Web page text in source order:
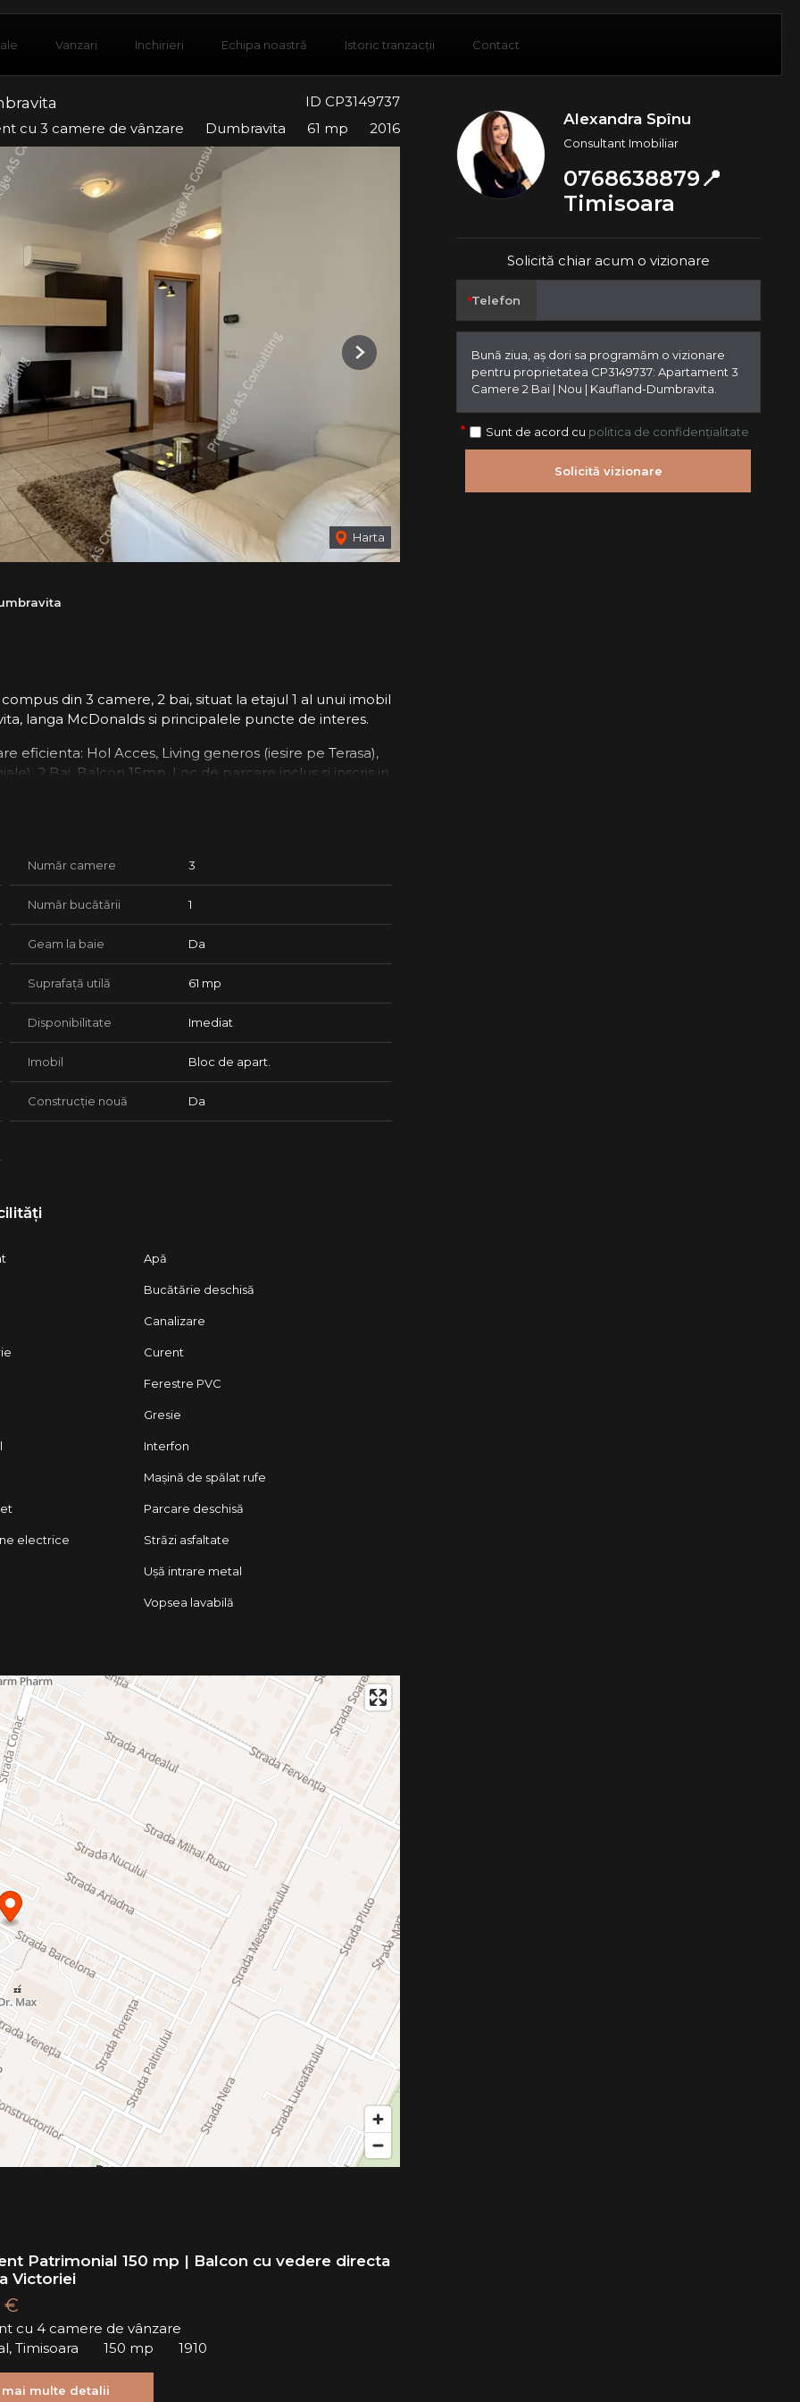
Vanzari Inchirieri Echipa noastră Istoric tranzacții Contact
ID CP3149737
cu 3 camere de vânzare Dumbravita 61 mp 2016
Harta
Next
din 3 camere, 2 bai, situat la etajul 1 al unui imobil
langa McDonalds si principalele puncte de interes.
Hol Acces, Living generos (iesire pe Terasa),
2 Bai, Balcon 15mp, Loc de parcare inclus si inscris in
lucreaza in zona si isi doresc acces rapid catre
Număr camere 3
Număr bucătării 1
Geam la baie Da
Suprafață utilă 61 mp
Disponibilitate Imediat
Imobil Bloc de apart.
Construcție nouă Da
Apă
Bucătărie deschisă
Canalizare
Curent
Ferestre PVC
Gresie
Interfon
Mașină de spălat rufe
Parcare deschisă
electrice Străzi asfaltate
Ușă intrare metal
Vopsea lavabilă
Alexandra Spînu
Consultant Imobiliar
0768638879📍
Timisoara
Solicită chiar acum o vizionare
Telefon
Sunt de acord cu politica de confidențialitate
Solicită vizionare
Patrimonial 150 mp | Balcon cu vedere directa
Victoriei
€
cu 4 camere de vânzare
Timisoara
150 mp 1910
mai multe detalii